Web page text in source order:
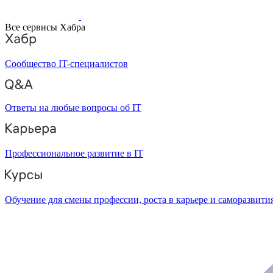
Все сервисы Хабра
Сообщество IT-специалистов
Ответы на любые вопросы об IT
Профессиональное развитие в IT
Обучение для смены профессии, роста в карьере и